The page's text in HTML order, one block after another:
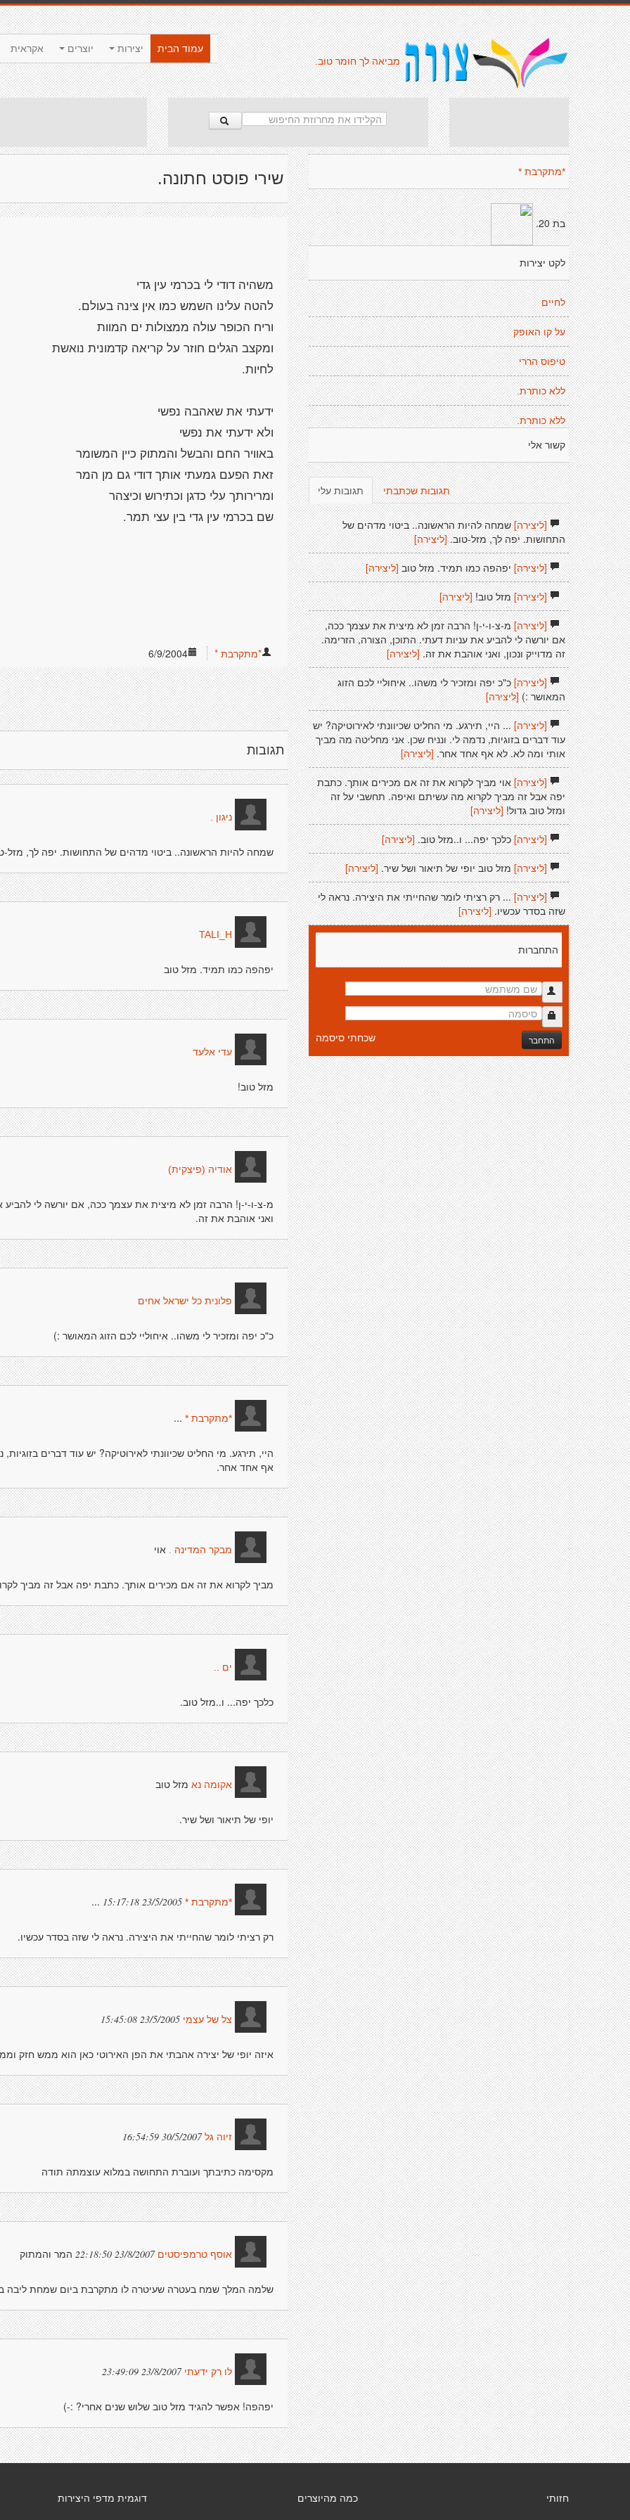
אקראית יוצרים יצירות
עמוד הבית
מביאה לך חומר טוב.
שירי פוסט חתונה.
6/9/2004 *מתקרבת *
תגובות
ניגון .
שמחה להיות הראשונה.. ביטוי מדהים של התחושות. יפה לך, מזל-
TALI_H
יפהפה כמו תמיד. מזל טוב
עדי אלעד
מזל טוב!
אודיה (פיצקית)
מ-צ-ו-י-ן! הרבה זמן לא מיצית את עצמך ככה, אם יורשה לי להביע
ואני אוהבת את זה.
פלונית כל ישראל אחים
כ"כ יפה ומזכיר לי משהו.. איחוליי לכם הזוג המאושר :)
*מתקרבת * ...
היי, תירגע. מי החליט שכיוונתי לאירוטיקה? יש עוד דברים
אף אחד אחר.
מבקר המדינה . אוי
מביך לקרוא את זה אם מכירים אותך. כתבת יפה אבל זה מביך
ים ..
כלכך יפה... ו..מזל טוב.
אקומה נא מזל טוב
יופי של תיאור ושל שיר.
*מתקרבת * 23/5/2005 15:17:18
...
רק רציתי לומר שהחייתי את היצירה. נראה לי שזה בסדר עכשיו.
צל של עצמי 23/5/2005 15:45:08
איזה יופי של יצירה אהבתי את הפן האירוטי כאן הוא ממש חזק
זיוה גל 30/5/2007 16:54:59
מקסימה כתיבתך ועוברת התחושה במלוא עוצמתה תודה
אוסף טרמפיסטים 23/8/2007 22:18:50 המר והמתוק
שלמה המלך שמח בעטרה שעיטרה לו מתקרבת ביום שמחת ליבה
לו רק ידעתי23/8/2007 23:49:09
יפהפה! אפשר להגיד מזל טוב שלוש שנים אחרי? :-)
*מתקרבת *
בת 20.
לקט יצירות
לחיים
על קו האופק
טיפוס הררי
ללא כותרת.
ללא כותרת.
קשור אלי
תגובות עלי תגובות שכתבתי
[ליצירה]שמחה להיות הראשונה.. ביטוי מדהים של
התחושות. יפה לך, מזל-טוב. [ליצירה]
[ליצירה]יפהפה כמו תמיד. מזל טוב [ליצירה]
[ליצירה]מזל טוב! [ליצירה]
[ליצירה]מ-צ-ו-י-ן! הרבה זמן לא מיצית את עצמך ככה,
אם יורשה לי להביע את עניות דעתי. התוכן, הצורה, הזרימה.
זה מדוייק ונכון, ואני אוהבת את זה. [ליצירה]
[ליצירה]כ"כ יפה ומזכיר לי משהו.. איחוליי לכם הזוג
המאושר :) [ליצירה]
[ליצירה]... היי, תירגע. מי החליט שכיוונתי לאירוטיקה? יש
עוד דברים בזוגיות, נדמה לי. ונניח שכן. אני מחליטה מה מביך
אותי ומה לא. לא אף אחד אחר. [ליצירה]
[ליצירה]אוי מביך לקרוא את זה אם מכירים אותך. כתבת
יפה אבל זה מביך לקרוא מה עשיתם ואיפה. תחשבי על זה
ומזל טוב גדול! [ליצירה]
[ליצירה]כלכך יפה... ו..מזל טוב. [ליצירה]
[ליצירה]מזל טוב יופי של תיאור ושל שיר. [ליצירה]
[ליצירה]... רק רציתי לומר שהחייתי את היצירה. נראה לי
שזה בסדר עכשיו. [ליצירה]
התחברות
התחבר שכחתי סיסמה
דוגמית מדפי היצירות כמה מהיוצרים חזותי